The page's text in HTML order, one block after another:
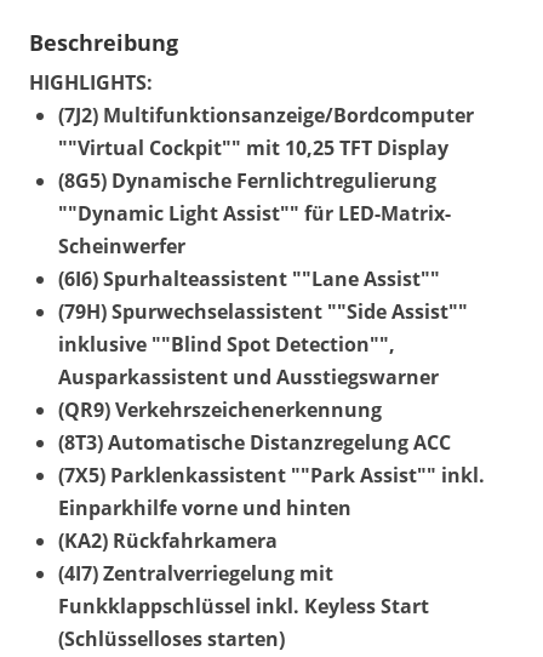
Beschreibung
HIGHLIGHTS:
(7J2) Multifunktionsanzeige/Bordcomputer
""Virtual Cockpit"" mit 10,25 TFT Display
(8G5) Dynamische Fernlichtregulierung
""Dynamic Light Assist"" für LED-Matrix-
Scheinwerfer
(6I6) Spurhalteassistent ""Lane Assist""
(79H) Spurwechselassistent ""Side Assist""
inklusive ""Blind Spot Detection"",
Ausparkassistent und Ausstiegswarner
(QR9) Verkehrszeichenerkennung
(8T3) Automatische Distanzregelung ACC
(7X5) Parklenkassistent ""Park Assist"" inkl.
Einparkhilfe vorne und hinten
(KA2) Rückfahrkamera
(4I7) Zentralverriegelung mit
Funkklappschlüssel inkl. Keyless Start
(Schlüsselloses starten)